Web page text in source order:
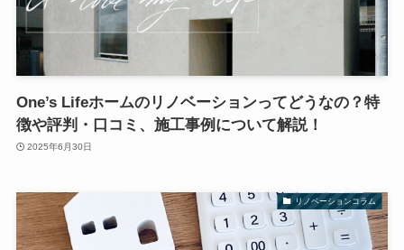
One’s Lifeホームのリノベーションってどうなの？特
徴や評判・口コミ、施工事例について解説！
2025年6月30日
リノベーションコラム